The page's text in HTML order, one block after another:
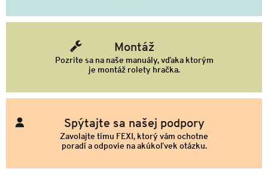
Montáž
Pozrite sa na naše manuály, vďaka ktorým
je montáž rolety hračka.
Spýtajte sa našej podpory
Zavolajte tímu FEXI, ktorý vám ochotne
poradí a odpovie na akúkoľvek otázku.